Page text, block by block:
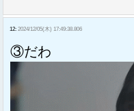
12: 2024/12/05(木) 17:49:38.806
③だわ